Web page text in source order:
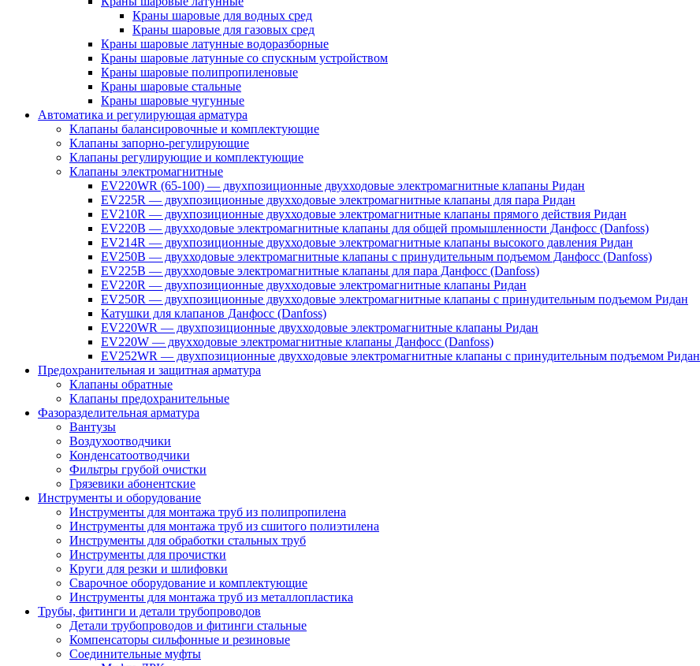
Краны шаровые для водных сред
Краны шаровые для газовых сред
Краны шаровые латунные водоразборные
Краны шаровые латунные со спускным устройством
Краны шаровые полипропиленовые
Краны шаровые стальные
Краны шаровые чугунные
Автоматика и регулирующая арматура
Клапаны балансировочные и комплектующие
Клапаны запорно-регулирующие
Клапаны регулирующие и комплектующие
Клапаны электромагнитные
EV220WR (65-100) — двухпозиционные двухходовые электромагнитные клапаны Ридан
EV225R — двухпозиционные двухходовые электромагнитные клапаны для пара Ридан
EV210R — двухпозиционные двухходовые электромагнитные клапаны прямого действия Ридан
EV220B — двухходовые электромагнитные клапаны для общей промышленности Данфосс (Danfoss)
EV214R — двухпозиционные двухходовые электромагнитные клапаны высокого давления Ридан
EV250B — двухходовые электромагнитные клапаны с принудительным подъемом Данфосс (Danfoss)
EV225B — двухходовые электромагнитные клапаны для пара Данфосс (Danfoss)
EV220R — двухпозиционные двухходовые электромагнитные клапаны Ридан
EV250R — двухпозиционные двухходовые электромагнитные клапаны с принудительным подъемом Ридан
Катушки для клапанов Данфосс (Danfoss)
EV220WR — двухпозиционные двухходовые электромагнитные клапаны Ридан
EV220W — двухходовые электромагнитные клапаны Данфосс (Danfoss)
EV252WR — двухпозиционные двухходовые электромагнитные клапаны с принудительным подъемом Ридан
Предохранительная и защитная арматура
Клапаны обратные
Клапаны предохранительные
Фазоразделительная арматура
Вантузы
Воздухоотводчики
Конденсатоотводчики
Фильтры грубой очистки
Грязевики абонентские
Инструменты и оборудование
Инструменты для монтажа труб из полипропилена
Инструменты для монтажа труб из сшитого полиэтилена
Инструменты для обработки стальных труб
Инструменты для прочистки
Круги для резки и шлифовки
Сварочное оборудование и комплектующие
Инструменты для монтажа труб из металлопластика
Трубы, фитинги и детали трубопроводов
Детали трубопроводов и фитинги стальные
Компенсаторы сильфонные и резиновые
Соединительные муфты